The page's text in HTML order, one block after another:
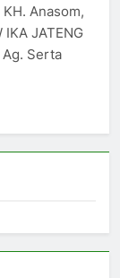
Anasom,
IKA JATENG
Serta